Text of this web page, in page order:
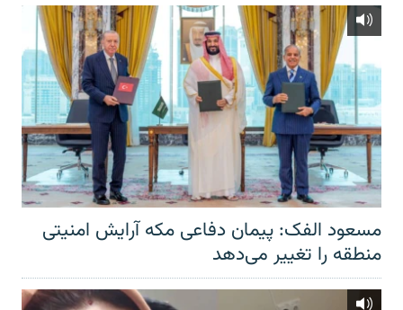
مسعود الفک: پیمان دفاعی مکه آرایش امنیتی
منطقه را تغییر می‌دهد